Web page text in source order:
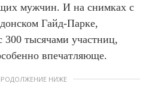
мужчин. И на снимках с
Гайд-Парке,
тысячами участниц,
впечатляюще.
НИЖЕ